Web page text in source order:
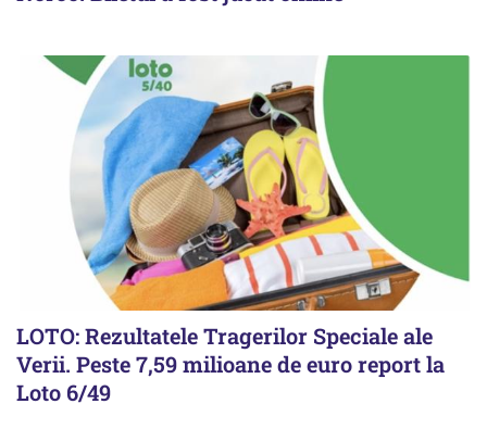
LOTO: Rezultatele Tragerilor Speciale ale
Verii. Peste 7,59 milioane de euro report la
Loto 6/49